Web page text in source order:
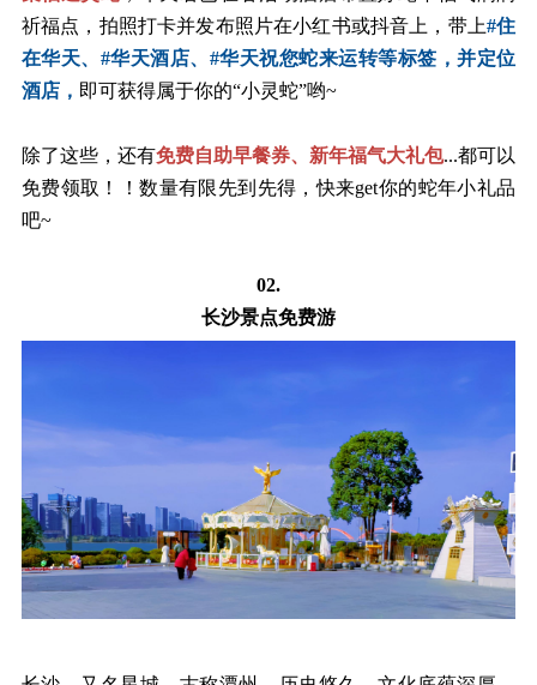
祈福点，拍照打卡并发布照片在小红书或抖音上，带上#住
在华天、#华天酒店、#华天祝您蛇来运转等标签，并定位
酒店， 即可获得属于你的“小灵蛇”哟~
除了这些，还有免费自助早餐券、新年福气大礼包...都可以
免费领取！！数量有限先到先得 ，快来get你的蛇年小礼品
吧~
02.
长沙景点免费游